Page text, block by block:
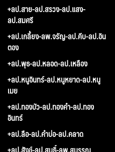
+ลป.สาย-ลป.สรวง-ลป.แสง-
ลป.สมศรี
+ลป.เกลี้ยง-ลพ.จรัญ-ลป.คีบ-ลป.อิน
ตอง
+ลป.พุธ-ลป.หลอด-ลป.เหลือง
+ลป.หนูอินทร์-ลป.หนูหยาด-ลป.หนู
เมย
+ลป.ทองบัว-ลป.ทองคำ-ลป.ทอง
อินทร์
+ลป.ลือ-ลป.คำบ่อ-ลป.คลาด